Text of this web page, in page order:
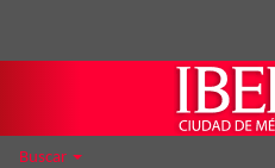
Buscar